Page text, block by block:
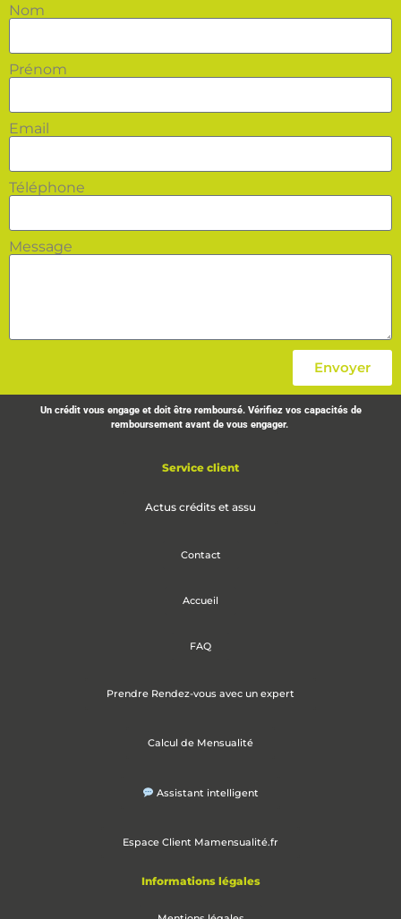
Nom
Prénom
Email
Téléphone
Message
Envoyer
Un crédit vous engage et doit être remboursé. Vérifiez vos capacités de
remboursement avant de vous engager.
Service client
Actus crédits et assu
Contact
Accueil
FAQ
Prendre Rendez-vous avec un expert
Calcul de Mensualité
Assistant intelligent
Espace Client Mamensualité.fr
Informations légales